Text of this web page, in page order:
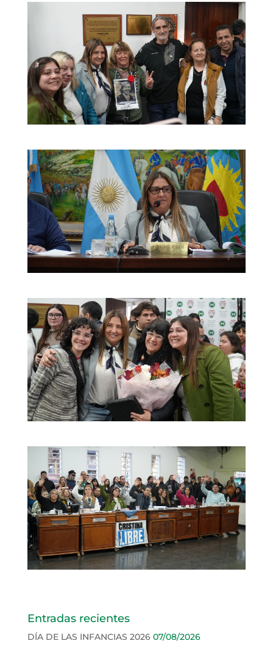
Entradas recientes
DÍA DE LAS INFANCIAS 2026 07/08/2026